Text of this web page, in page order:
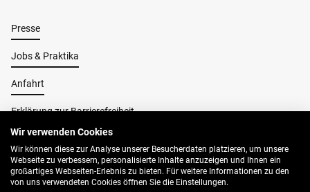
Presse
Jobs & Praktika
Anfahrt
Erklärung zur Barrierefreiheit
Impressum
AGB
Wir verwenden Cookies
Wir können diese zur Analyse unserer Besucherdaten platzieren, um unsere
Webseite zu verbessern, personalisierte Inhalte anzuzeigen und Ihnen ein
großartiges Webseiten-Erlebnis zu bieten. Für weitere Informationen zu den
von uns verwendeten Cookies öffnen Sie die Einstellungen.